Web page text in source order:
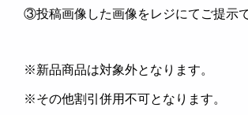
③投稿画像した画像をレジにてご提示
※新品商品は対象外となります。
※その他割引併用不可となります。